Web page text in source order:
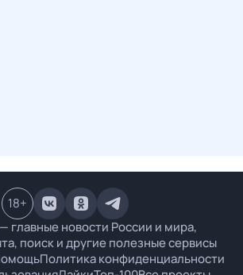
главные новости России и мира,
поиск и другие полезные сервисы
Политика конфиденциальности
18+